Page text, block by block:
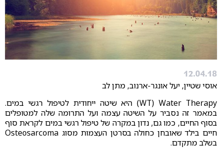
12.04.18
אוסי שטיין, יעל אונגר-ארנוב, מתן לב
WT) Water Therapy) היא שיטה ייחודית לטיפול רגשי במים.
במאמר זה נסביר על השיטה עצמה ועל התרומה שלה למטופלים
בסוף החיים, כמו גם, נדון במקרה של טיפול רגשי במים לקראת סוף
חיים בילד שאובחן כחולה בסרטן העצמות מסוג Osteosarcoma
בשלב מתקדם.